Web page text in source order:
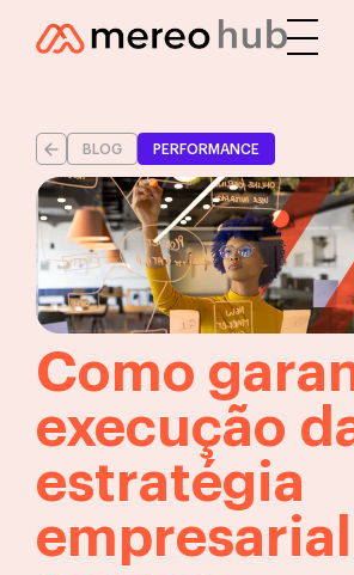
BLOG PERFORMANCE
Como
execução
estratégia